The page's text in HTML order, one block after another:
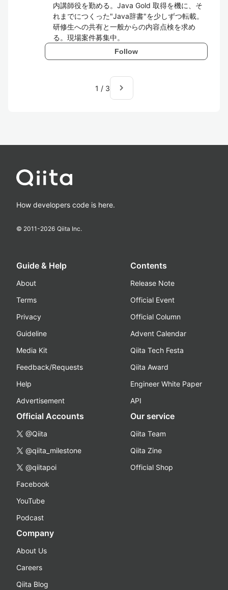
内講師役を勤める。Java Gold 取得を機に、そ
れまでにつくった"Java辞書"を少しずつ転載。
研修生への共有と一般からの内容点検を求め
る。現場案件募集中。
Follow
1 / 3 navigate_next
How developers code is here.
© 2011-2026 Qiita Inc.
Guide & Help
About
Terms
Privacy
Guideline
Media Kit
Feedback/Requests
Help
Advertisement
Contents
Release Note
Official Event
Official Column
Advent Calendar
Qiita Tech Festa
Qiita Award
Engineer White Paper
API
Official Accounts
@Qiita
@qiita_milestone
@qiitapoi
Facebook
YouTube
Podcast
Our service
Qiita Team
Qiita Zine
Official Shop
Company
About Us
Careers
Qiita Blog